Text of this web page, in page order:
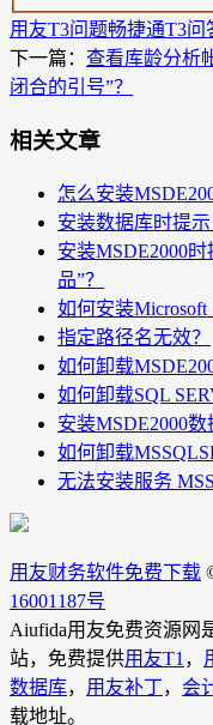
用友T3问题畅捷通T3问
下一篇： 查看库龄分析
闭合的引号”？
相关文章
怎么安装
安装数据库时提
安装MSDE2000
品”？
如何安装Microsoft
指定路径名无效？
如何卸载
如何卸载SQL
安装MSDE2000
如何卸载
无法安装服务
用友财务软件免费下载
16001187号
Aiufida用友免费资源网
站，免费提供用友T1 ，
数据库， 用友补丁， 会
载地址。